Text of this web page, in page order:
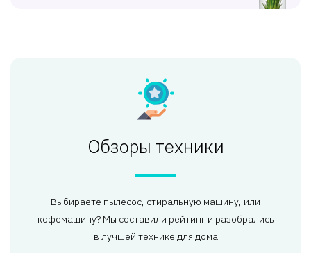
Обзоры техники
Выбираете пылесос, стиральную машину, или
кофемашину? Мы составили рейтинг и разобрались
в лучшей технике для дома